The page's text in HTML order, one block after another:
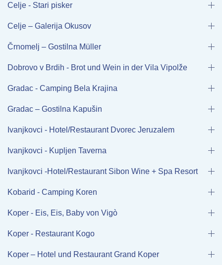
Celje - Stari pisker
Celje – Galerija Okusov
Črnomelj – Gostilna Müller
Dobrovo v Brdih - Brot und Wein in der Vila Vipolže
Gradac - Camping Bela Krajina
Gradac – Gostilna Kapušin
Ivanjkovci - Hotel/Restaurant Dvorec Jeruzalem
Ivanjkovci - Kupljen Taverna
Ivanjkovci -Hotel/Restaurant Sibon Wine + Spa Resort
Kobarid - Camping Koren
Koper - Eis, Eis, Baby von Vigò
Koper - Restaurant Kogo
Koper – Hotel und Restaurant Grand Koper